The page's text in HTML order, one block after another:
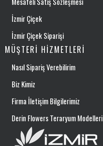
İzmir Çiçek
İzmir Çiçek Siparişi
MÜŞTERI HIZMETLERI
Nasıl Sipariş Verebilirim
Biz Kimiz
Firma İletişim Bilgilerimiz
Derin Flowers Teraryum Modelleri